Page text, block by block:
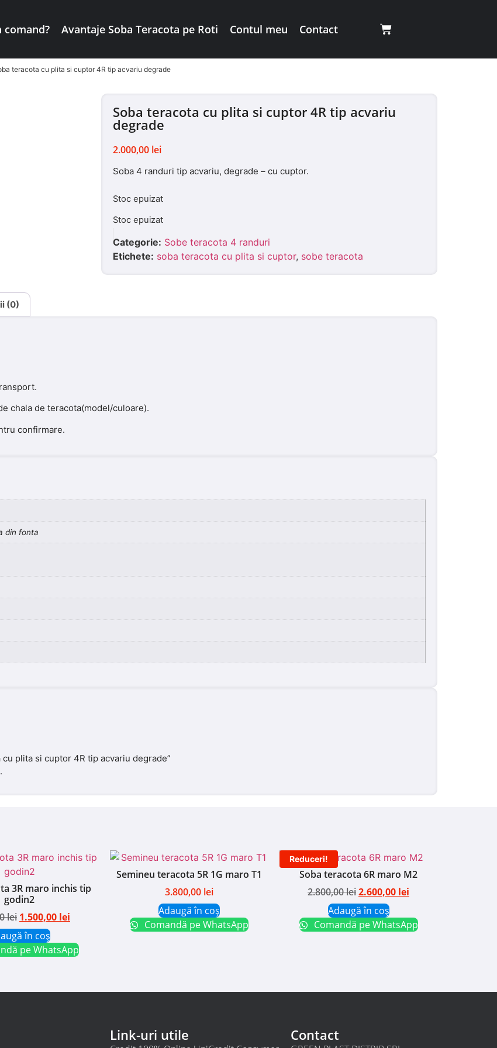
comand? Avantaje Soba Teracota pe Roti Contul meu Contact
teracota cu plita si cuptor 4R tip acvariu degrade
Soba teracota cu plita si cuptor 4R tip acvariu
degrade
2.000,00 lei
Soba 4 randuri tip acvariu, degrade – cu cuptor.
Stoc epuizat
Stoc epuizat
Categorie: Sobe teracota 4 randuri
Etichete: soba teracota cu plita si cuptor, sobe teracota
(0)
chala de teracota(model/culoare).
confirmare.
din fonta
plita si cuptor 4R tip acvariu degrade”
3R maro inchis tip
godin2
lei 1.500,00 lei
în coș
pe WhatsApp
Semineu teracota 5R 1G maro T1
3.800,00 lei
Adaugă în coș
Comandă pe WhatsApp
Reduceri!
Soba teracota 6R maro M2
2.800,00lei2.600,00 lei
Adaugă în coș
Comandă pe WhatsApp
Link-uri utile Contact